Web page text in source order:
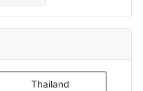
Thailand